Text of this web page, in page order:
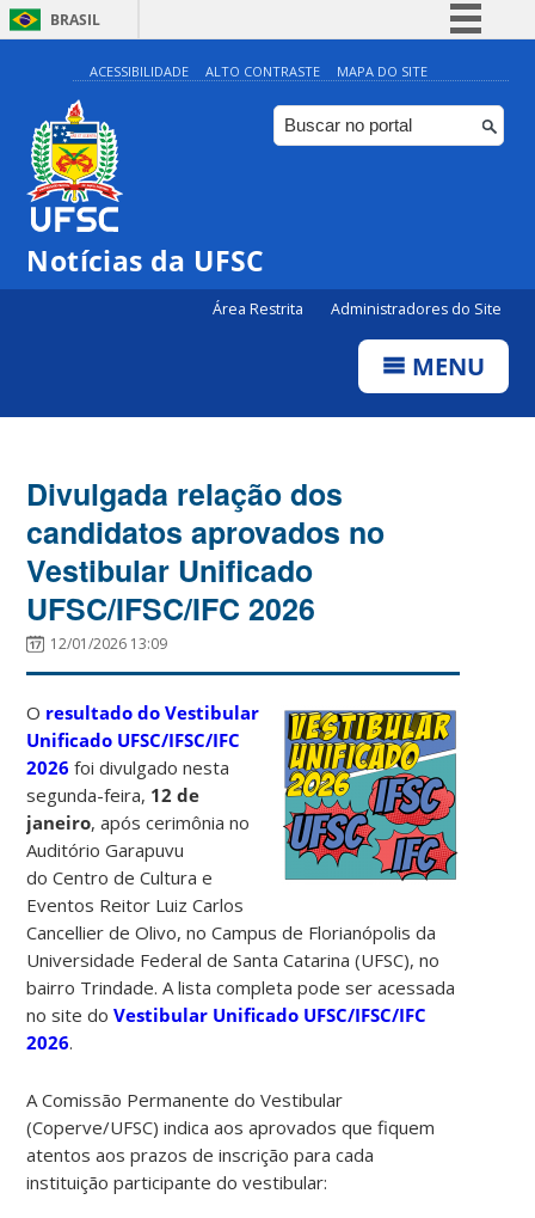
BRASIL
Simplifique!
Comunica BR
Participe
ACESSIBILIDADE ALTO CONTRASTE MAPA DO SITE
Notícias da UFSC
Área Restrita Administradores do Site
MENU
Divulgada relação dos
candidatos aprovados no
Vestibular Unificado
UFSC/IFSC/IFC 2026
12/01/2026 13:09
O resultado do Vestibular
Unificado UFSC/IFSC/IFC
2026 foi divulgado nesta
segunda-feira, 12 de
janeiro, após cerimônia no
Auditório Garapuvu
do Centro de Cultura e
Eventos Reitor Luiz Carlos
Cancellier de Olivo, no Campus de Florianópolis da
Universidade Federal de Santa Catarina (UFSC), no
bairro Trindade. A lista completa pode ser acessada
no site doVestibular Unificado UFSC/IFSC/IFC
2026.
A Comissão Permanente do Vestibular
(Coperve/UFSC) indica aos aprovados que fiquem
atentos aos prazos de inscrição para cada
instituição participante do vestibular: